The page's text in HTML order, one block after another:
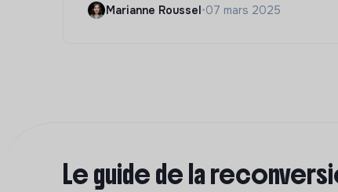
Marianne Roussel•07 mars 2025
Le guide de la